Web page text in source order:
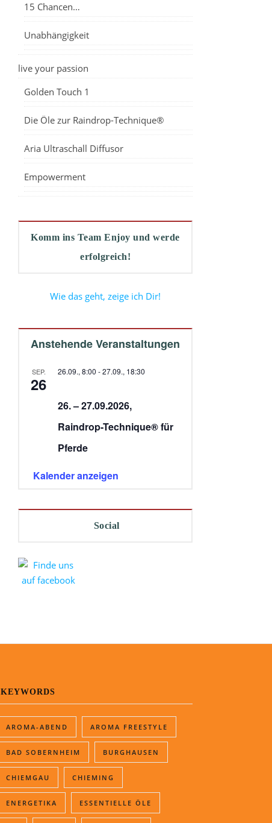
15 Chancen…
Unabhängigkeit
live your passion
Golden Touch 1
Die Öle zur Raindrop-Technique®
Aria Ultraschall Diffusor
Empowerment
Komm ins Team Enjoy und werde
erfolgreich!
Wie das geht, zeige ich Dir!
Anstehende Veranstaltungen
SEP.
26
26.09., 8:00 -27.09., 18:30
26. – 27.09.2026,
Raindrop-Technique® für
Pferde
Kalender anzeigen
Social
KEYWORDS
AROMA-ABEND AROMA FREESTYLE
BAD SOBERNHEIM BURGHAUSEN
CHIEMGAU CHIEMING
ENERGETIKA ESSENTIELLE ÖLE